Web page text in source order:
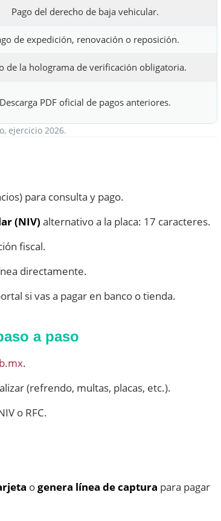
Pago del derecho de baja vehicular.
de expedición, renovación o reposición.
de la holograma de verificación obligatoria.
Descarga PDF oficial de pagos anteriores.
ejercicio 2026.
para consulta y pago.
(NIV) alternativo a la placa: 17 caracteres.
fiscal.
directamente.
si vas a pagar en banco o tienda.
a paso
.
(refrendo, multas, placas, etc.).
o RFC.
ogenera línea de captura para pagar